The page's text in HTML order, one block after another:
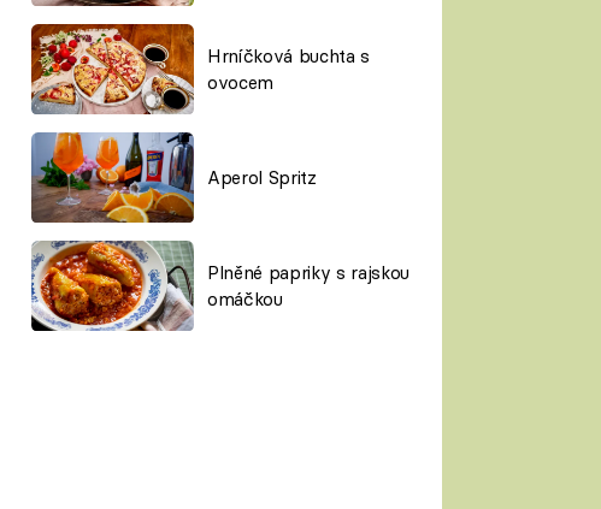
Hrníčková buchta s
ovocem
Aperol Spritz
Plněné papriky s rajskou
omáčkou